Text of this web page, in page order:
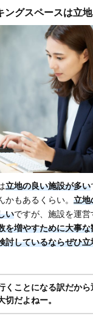
ングスペースは立
立地の良い施設が多い
かもあるくらい。 立地
いですが、施設を運
を増やすために大事な
討しているならぜひ
くことになる訳だか
切だよねー。